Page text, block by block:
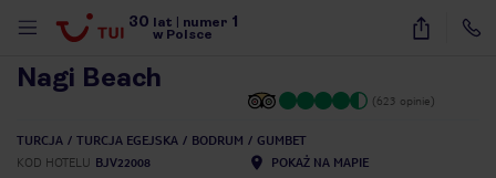
30 lat numer 1
w Polsce
27
Nagi Beach
(623 opinie)
TURCJA TURCJA EGEJSKA BODRUM
GUMBET
KOD HOTELU BJV22008 POKAŻ NA MAPIE